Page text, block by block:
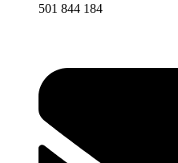
501 844 184